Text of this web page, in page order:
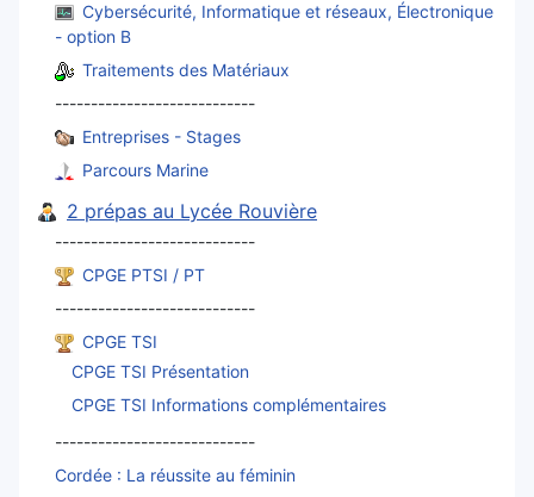
Cybersécurité, Informatique et réseaux, Électronique
- option B
Traitements des Matériaux
----------------------------
Entreprises - Stages
Parcours Marine
2 prépas au Lycée Rouvière
----------------------------
CPGE PTSI / PT
----------------------------
CPGE TSI
CPGE TSI Présentation
CPGE TSI Informations complémentaires
----------------------------
Cordée : La réussite au féminin